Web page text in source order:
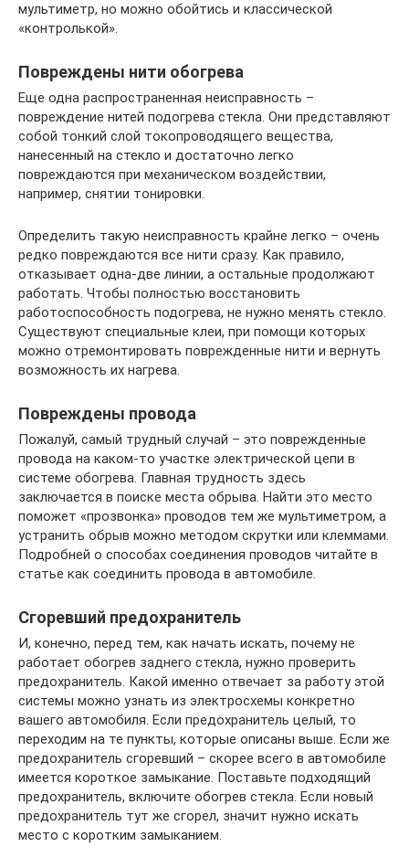
мультиметр, но можно обойтись и классической
«контролькой».
Повреждены нити обогрева
Еще одна распространенная неисправность –
повреждение нитей подогрева стекла. Они представляют
собой тонкий слой токопроводящего вещества,
нанесенный на стекло и достаточно легко
повреждаются при механическом воздействии,
например, снятии тонировки.
Определить такую неисправность крайне легко – очень
редко повреждаются все нити сразу. Как правило,
отказывает одна-две линии, а остальные продолжают
работать. Чтобы полностью восстановить
работоспособность подогрева, не нужно менять стекло.
Существуют специальные клеи, при помощи которых
можно отремонтировать поврежденные нити и вернуть
возможность их нагрева.
Повреждены провода
Пожалуй, самый трудный случай – это поврежденные
провода на каком-то участке электрической цепи в
системе обогрева. Главная трудность здесь
заключается в поиске места обрыва. Найти это место
поможет «прозвонка» проводов тем же мультиметром, а
устранить обрыв можно методом скрутки или клеммами.
Подробней о способах соединения проводов читайте в
статье как соединить провода в автомобиле.
Сгоревший предохранитель
И, конечно, перед тем, как начать искать, почему не
работает обогрев заднего стекла, нужно проверить
предохранитель. Какой именно отвечает за работу этой
системы можно узнать из электросхемы конкретно
вашего автомобиля. Если предохранитель целый, то
переходим на те пункты, которые описаны выше. Если же
предохранитель сгоревший – скорее всего в автомобиле
имеется короткое замыкание. Поставьте подходящий
предохранитель, включите обогрев стекла. Если новый
предохранитель тут же сгорел, значит нужно искать
место с коротким замыканием.